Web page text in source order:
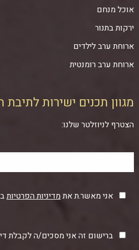
אוכל מנחם
ירקות בתנור
ארוחת ערב לילדים
ארוחת ערב רומנטית
מגוון תכנים ישירות
הצטרף לניוזלטר שלנו:
אני מאשר.ת אתמדיניות הפרטיות
ברישום זה אני מסכים/ה לקבלת